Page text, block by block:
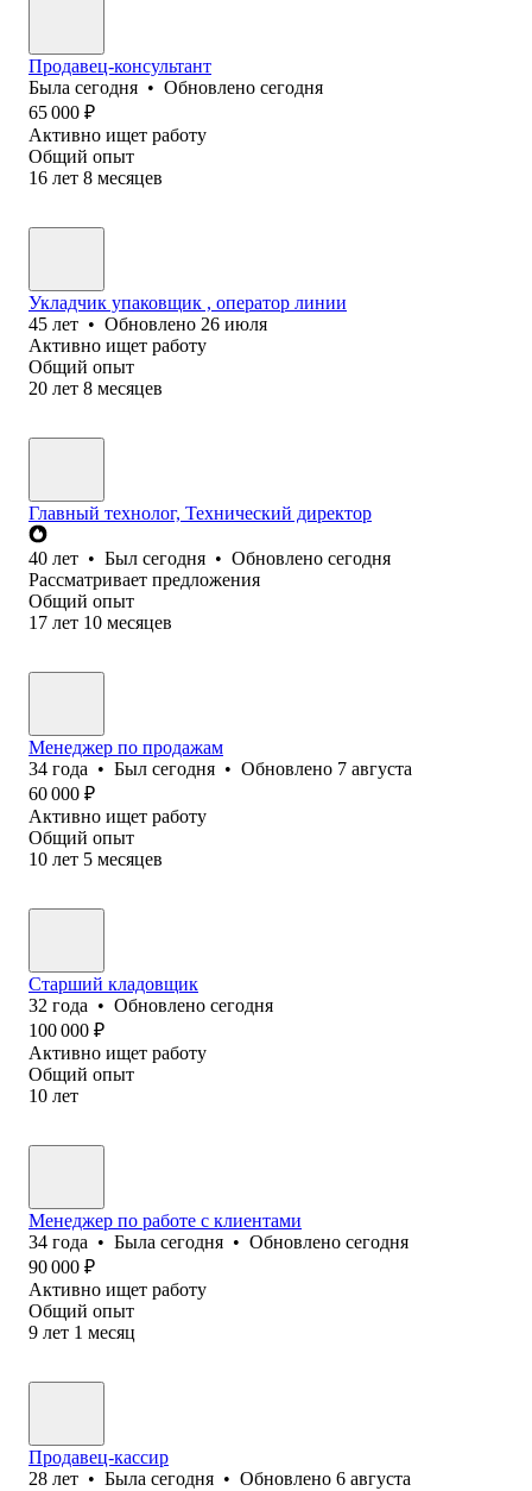
Продавец-консультант
Была сегодня • Обновлено сегодня
65 000 ₽
Активно ищет работу
Общий опыт
16 лет 8 месяцев
Укладчик упаковщик , оператор линии
45 лет • Обновлено 26 июля
Активно ищет работу
Общий опыт
20 лет 8 месяцев
Главный технолог, Технический директор
40 лет • Был сегодня • Обновлено сегодня
Рассматривает предложения
Общий опыт
17 лет 10 месяцев
Менеджер по продажам
34 года • Был сегодня • Обновлено 7 августа
60 000 ₽
Активно ищет работу
Общий опыт
10 лет 5 месяцев
Старший кладовщик
32 года • Обновлено сегодня
100 000 ₽
Активно ищет работу
Общий опыт
10 лет
Менеджер по работе с клиентами
34 года • Была сегодня • Обновлено сегодня
90 000 ₽
Активно ищет работу
Общий опыт
9 лет 1 месяц
Продавец-кассир
28 лет • Была сегодня • Обновлено 6 августа